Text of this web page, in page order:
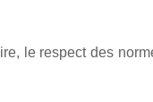
le respect des